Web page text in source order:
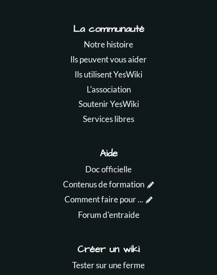
La communauté
Notre histoire
Ils peuvent vous aider
Ils utilisent YesWiki
L'association
Soutenir YesWiki
Services libres
Aide
Doc officielle
Contenus de formation
Comment faire pour ...
Forum d'entraide
Créer un wiki
Tester sur une ferme